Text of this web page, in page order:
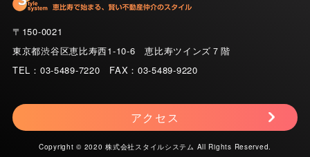
〒150-0021
東京都渋谷区恵比寿西1-10-6 恵比寿ツインズ７階
TEL：03-5489-7220 FAX：03-5489-9220
アクセス
Copyright © 2020 株式会社スタイルシステム All Rights Reserved.